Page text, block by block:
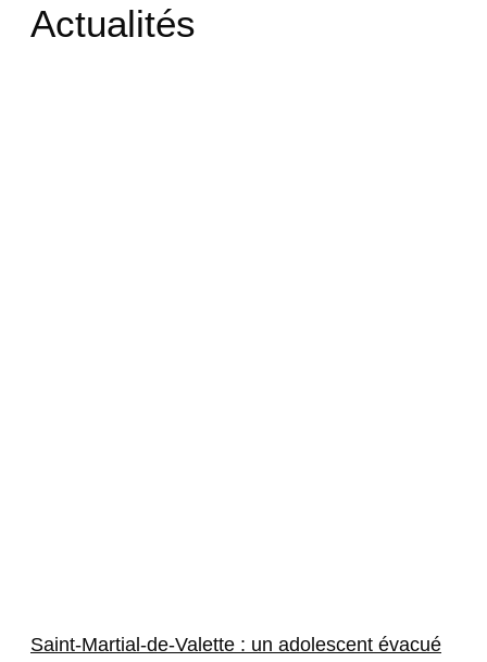
Actualités
Saint-Martial-de-Valette : un adolescent évacué